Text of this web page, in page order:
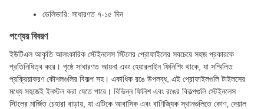
ডেলিভারি: সাধারণত ৭-১৫ দিন
পণ্যের বিবরণ
ইউটিএল আকৃতি আলংকারিক স্টেইনলেস স্টিলের প্রোফাইলের সবচেয়ে সহজ প্রকারকে
প্রতিনিধিত্ব করে। পৃষ্ঠে সাধারণত আয়না এবং হেয়ারলাইন ফিনিশিং থাকে, যা সম্মিলিত
প্রক্রিয়াকরণ কৌশলগুলির বিকল্প সহ। একাধিক রঙে উপলব্ধ, এই প্রোফাইলগুলি টাইলসের
মধ্যে সহজেই ইনস্টল করা যেতে পারে। বিভিন্ন ফিনিশ এবং রঙের বিকল্পগুলি স্টেইনলেস
স্টিলের মার্জিত চেহারা বাড়ায়, যা এটিকে আবাসিক এবং বাণিজ্যিক স্থানগুলিতে কোণ, দেয়াল